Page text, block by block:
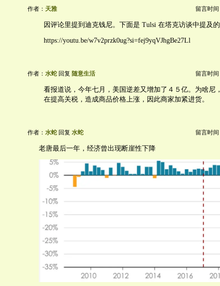
作者： 天雅 留言时间
因评论里提到迪克钱尼。下面是 Tulsi 在塔克访谈中提及
https://youtu.be/w7v2przk0ug?si=fej9yqVJhgBe27Ll
作者： 水蛇 回复 随意生活 留言时间
看报道说，今年七月，美国逆差又增加了４５亿。为啥尼
在提高关税，造成商品价格上涨，因此商家加紧进货。
作者： 水蛇 回复 水蛇 留言时间
老唐最后一年，经济曾出现断崖性下降